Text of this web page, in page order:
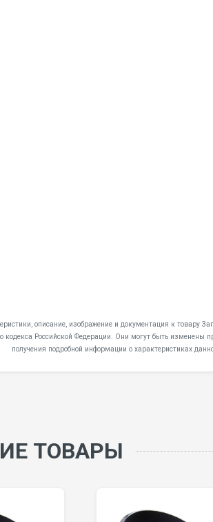
описание, изображение и документация к товару
кодекса Российской Федерации. Они могут быть изменены
получения подробной информации о характеристиках
ТОВАРЫ